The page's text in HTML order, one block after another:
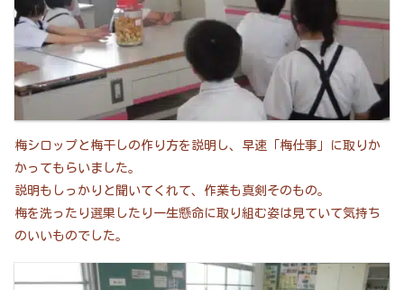
梅シロップと梅干しの作り方を説明し、早速「梅仕事」に取りか
かってもらいました。
説明もしっかりと聞いてくれて、作業も真剣そのもの。
梅を洗ったり選果したり一生懸命に取り組む姿は見ていて気持ち
のいいものでした。